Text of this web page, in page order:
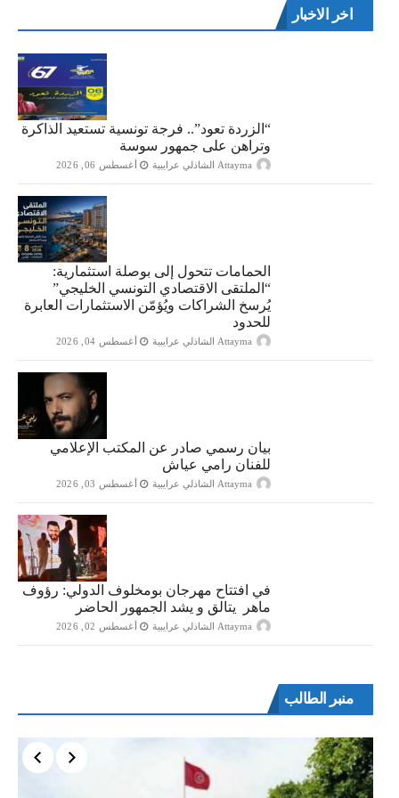
اخر الاخبار
“الزردة تعود”.. فرجة تونسية تستعيد الذاكرة
وتراهن على جمهور سوسة
Attayma الشاذلي عرايبية أغسطس 06, 2026
الحمامات تتحول إلى بوصلة استثمارية:
“الملتقى الاقتصادي التونسي الخليجي”
يُرسخ الشراكات ويُؤمّن الاستثمارات العابرة
للحدود
Attayma الشاذلي عرايبية أغسطس 04, 2026
بيان رسمي صادر عن المكتب الإعلامي
للفنان رامي عياش
Attayma الشاذلي عرايبية أغسطس 03, 2026
في افتتاح مهرجان بومخلوف الدولي: رؤوف
ماهر يتالق و يشد الجمهور الحاضر
Attayma الشاذلي عرايبية أغسطس 02, 2026
منبر الطالب